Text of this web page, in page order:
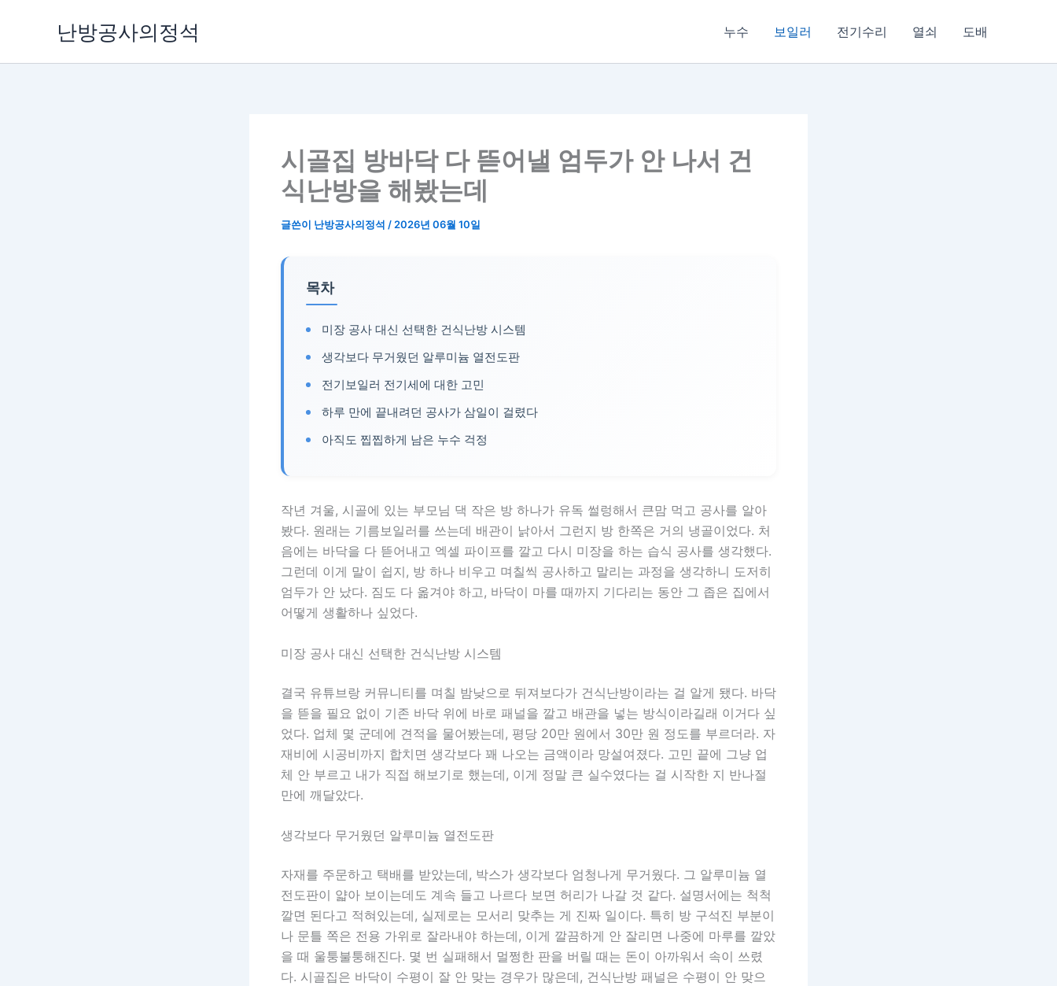
난방공사의정석 누수 보일러 전기수리 열쇠 도배
시골집 방바닥 다 뜯어낼 엄두가 안 나서 건
식난방을 해봤는데
글쓴이 난방공사의정석 / 2026년 06월 10일
목차
미장 공사 대신 선택한 건식난방 시스템
생각보다 무거웠던 알루미늄 열전도판
전기보일러 전기세에 대한 고민
하루 만에 끝내려던 공사가 삼일이 걸렸다
아직도 찝찝하게 남은 누수 걱정
작년 겨울, 시골에 있는 부모님 댁 작은 방 하나가 유독 썰렁해서 큰맘 먹고 공사를 알아
봤다. 원래는 기름보일러를 쓰는데 배관이 낡아서 그런지 방 한쪽은 거의 냉골이었다. 처
음에는 바닥을 다 뜯어내고 엑셀 파이프를 깔고 다시 미장을 하는 습식 공사를 생각했다.
그런데 이게 말이 쉽지, 방 하나 비우고 며칠씩 공사하고 말리는 과정을 생각하니 도저히
엄두가 안 났다. 짐도 다 옮겨야 하고, 바닥이 마를 때까지 기다리는 동안 그 좁은 집에서
어떻게 생활하나 싶었다.
미장 공사 대신 선택한 건식난방 시스템
결국 유튜브랑 커뮤니티를 며칠 밤낮으로 뒤져보다가 건식난방이라는 걸 알게 됐다. 바닥
을 뜯을 필요 없이 기존 바닥 위에 바로 패널을 깔고 배관을 넣는 방식이라길래 이거다 싶
었다. 업체 몇 군데에 견적을 물어봤는데, 평당 20만 원에서 30만 원 정도를 부르더라. 자
재비에 시공비까지 합치면 생각보다 꽤 나오는 금액이라 망설여졌다. 고민 끝에 그냥 업
체 안 부르고 내가 직접 해보기로 했는데, 이게 정말 큰 실수였다는 걸 시작한 지 반나절
만에 깨달았다.
생각보다 무거웠던 알루미늄 열전도판
자재를 주문하고 택배를 받았는데, 박스가 생각보다 엄청나게 무거웠다. 그 알루미늄 열
전도판이 얇아 보이는데도 계속 들고 나르다 보면 허리가 나갈 것 같다. 설명서에는 척척
깔면 된다고 적혀있는데, 실제로는 모서리 맞추는 게 진짜 일이다. 특히 방 구석진 부분이
나 문틀 쪽은 전용 가위로 잘라내야 하는데, 이게 깔끔하게 안 잘리면 나중에 마루를 깔았
을 때 울퉁불퉁해진다. 몇 번 실패해서 멀쩡한 판을 버릴 때는 돈이 아까워서 속이 쓰렸
다. 시골집은 바닥이 수평이 잘 안 맞는 경우가 많은데, 건식난방 패널은 수평이 안 맞으